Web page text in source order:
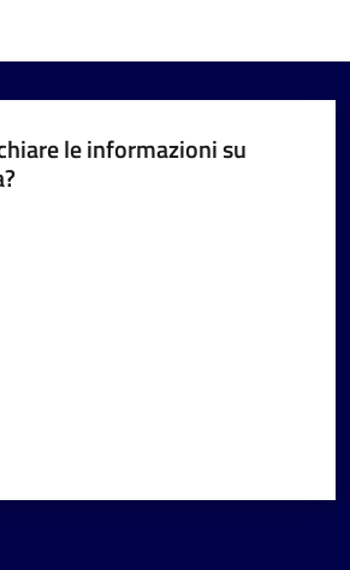
le informazioni su